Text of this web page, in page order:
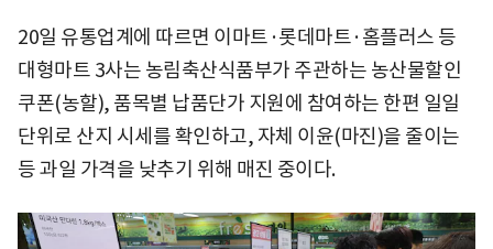
20일 유통업계에 따르면 이마트·롯데마트·홈플러스 등
대형마트 3사는 농림축산식품부가 주관하는 농산물할인
쿠폰(농할), 품목별 납품단가 지원에 참여하는 한편 일일
단위로 산지 시세를 확인하고, 자체 이윤(마진)을 줄이는
등 과일 가격을 낮추기 위해 매진 중이다.